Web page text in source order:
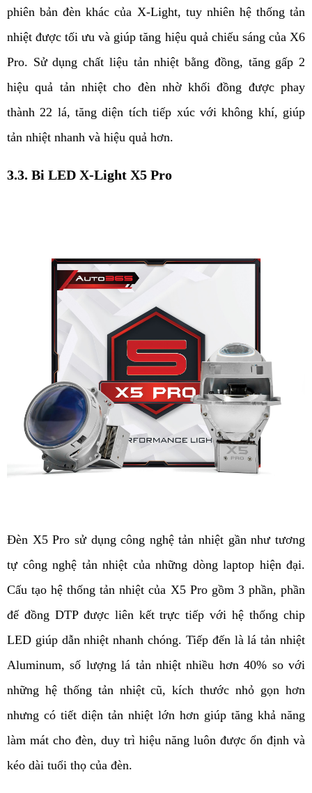
phiên bản đèn khác của X-Light, tuy nhiên hệ thống tản
nhiệt được tối ưu và giúp tăng hiệu quả chiếu sáng của X6
Pro. Sử dụng chất liệu tản nhiệt bằng đồng, tăng gấp 2
hiệu quả tản nhiệt cho đèn nhờ khối đồng được phay
thành 22 lá, tăng diện tích tiếp xúc với không khí, giúp
tản nhiệt nhanh và hiệu quả hơn.
3.3. Bi LED X-Light X5 Pro
Đèn X5 Pro sử dụng công nghệ tản nhiệt gần như tương
tự công nghệ tản nhiệt của những dòng laptop hiện đại.
Cấu tạo hệ thống tản nhiệt của X5 Pro gồm 3 phần, phần
đế đồng DTP được liên kết trực tiếp với hệ thống chip
LED giúp dẫn nhiệt nhanh chóng. Tiếp đến là lá tản nhiệt
Aluminum, số lượng lá tản nhiệt nhiều hơn 40% so với
những hệ thống tản nhiệt cũ, kích thước nhỏ gọn hơn
nhưng có tiết diện tản nhiệt lớn hơn giúp tăng khả năng
làm mát cho đèn, duy trì hiệu năng luôn được ổn định và
kéo dài tuổi thọ của đèn.